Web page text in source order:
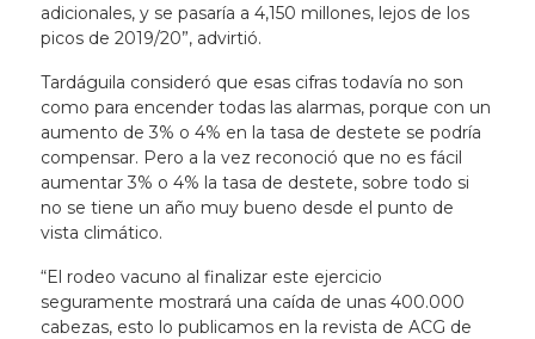
adicionales, y se pasaría a 4,150 millones, lejos de los
picos de 2019/20”, advirtió.
Tardáguila consideró que esas cifras todavía no son
como para encender todas las alarmas, porque con un
aumento de 3% o 4% en la tasa de destete se podría
compensar. Pero a la vez reconoció que no es fácil
aumentar 3% o 4% la tasa de destete, sobre todo si
no se tiene un año muy bueno desde el punto de
vista climático.
“El rodeo vacuno al finalizar este ejercicio
seguramente mostrará una caída de unas 400.000
cabezas, esto lo publicamos en la revista de ACG de